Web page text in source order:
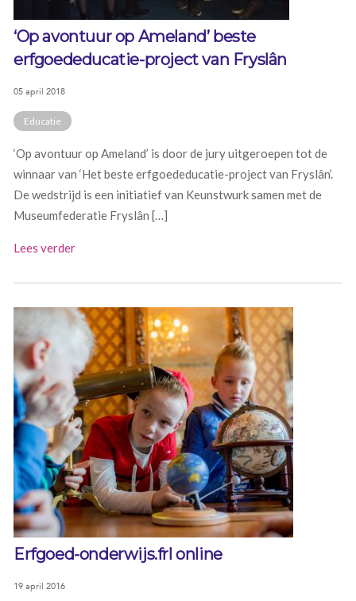
‘Op avontuur op Ameland’ beste
erfgoededucatie-project van Fryslân
05 april 2018
Educatie
‘Op avontuur op Ameland’ is door de jury uitgeroepen tot de
winnaar van ‘Het beste erfgoededucatie-project van Fryslân’.
De wedstrijd is een initiatief van Keunstwurk samen met de
Museumfederatie Fryslân […]
Lees verder
Erfgoed-onderwijs.frl online
19 april 2016